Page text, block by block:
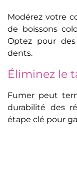
Modérez votre
de boissons
Optez pour
dents.
Éliminez le
Fumer peut
durabilité des
étape clé pour